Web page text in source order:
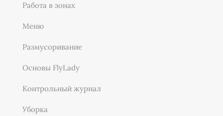
Работа в зонах
Меню
Размусоривание
Основы FlyLady
Контрольный журнал
Уборка